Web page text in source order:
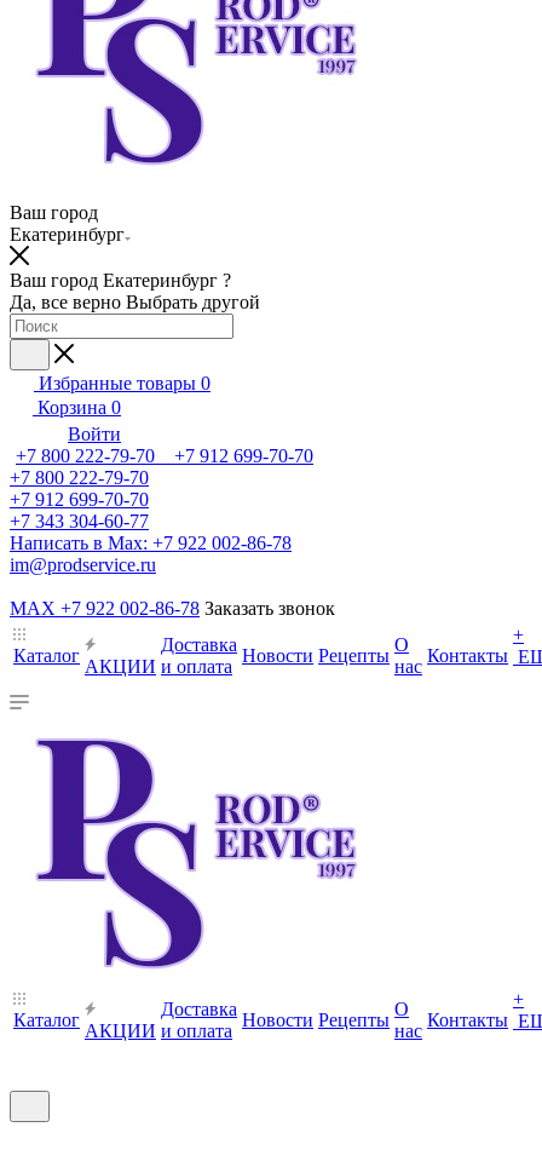
Ваш город
Екатеринбург
Ваш город Екатеринбург ?
Да, все верно Выбрать другой
Избранные товары 0
Корзина 0
Войти
+7 800 222-79-70 +7 912 699-70-70
+7 800 222-79-70
+7 912 699-70-70
+7 343 304-60-77
Написать в Max: +7 922 002-86-78
im@prodservice.ru
MAX +7 922 002-86-78 Заказать звонок
Каталог
АКЦИИ
Доставка
и оплата
Новости Рецепты
О
нас
Контакты
+
Каталог
АКЦИИ
Доставка
и оплата
Новости Рецепты
О
нас
Контакты
+